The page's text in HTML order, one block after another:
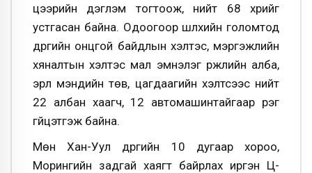
цээрийн дэглэм тогтоож, нийт 68 үхрийг
устгасан байна. Одоогоор шүлхийн голомтод
дүүргийн онцгой байдлын хэлтэс, мэргэжлийн
хяналтын хэлтэс мал эмнэлэг үржлийн алба,
эрүүл мэндийн төв, цагдаагийн хэлтсээс нийт
22 албан хаагч, 12 автомашинтайгаар үүрэг
гүйцэтгэж байна.
Мөн Хан-Уул дүүргийн 10 дугаар хороо,
Морингийн задгай хаягт байрлах иргэн Ц-